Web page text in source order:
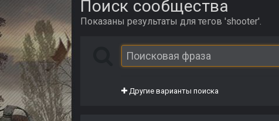
Поиск сообщества
Показаны результаты для тегов 'shooter'.
Другие варианты поиска